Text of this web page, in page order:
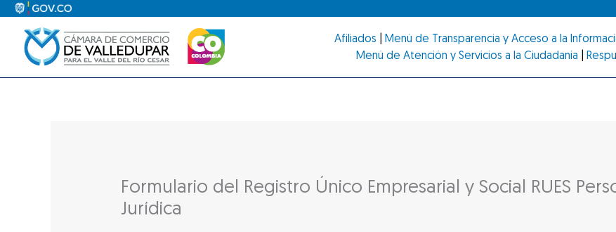
contenido
Afiliados Menú de Transparencia y Acceso a la
Menú de Atención y Servicios a la Ciudadanía
Formulario del Registro Único Empresarial y Social RUES
Jurídica